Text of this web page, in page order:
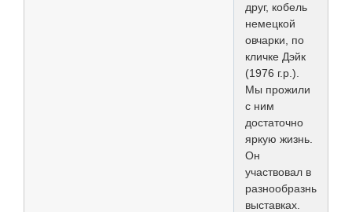
друг, кобель
немецкой
овчарки, по
кличке Дэйк
(1976 г.р.).
Мы прожили
с ним
достаточно
яркую жизнь.
Он
участвовал в
разнообразных
выставках.